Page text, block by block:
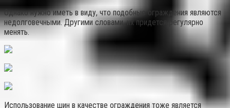
Однако нужно иметь в виду, что подобные ограждения являются
недолговечными. Другими словами, их придется регулярно
менять.
Использование шин в качестве ограждения тоже является